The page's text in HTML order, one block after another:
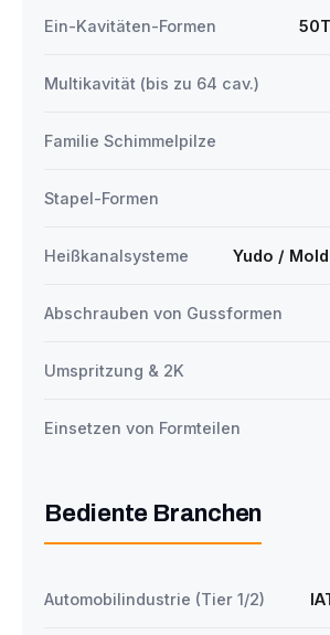
Ein-Kavitäten-Formen
Multikavität (bis zu 64 cav.)
Familie Schimmelpilze
Stapel-Formen
Heißkanalsysteme Yudo /
Abschrauben von Gussformen
Umspritzung & 2K
Einsetzen von Formteilen
Bediente Branchen
Automobilindustrie (Tier 1/2)